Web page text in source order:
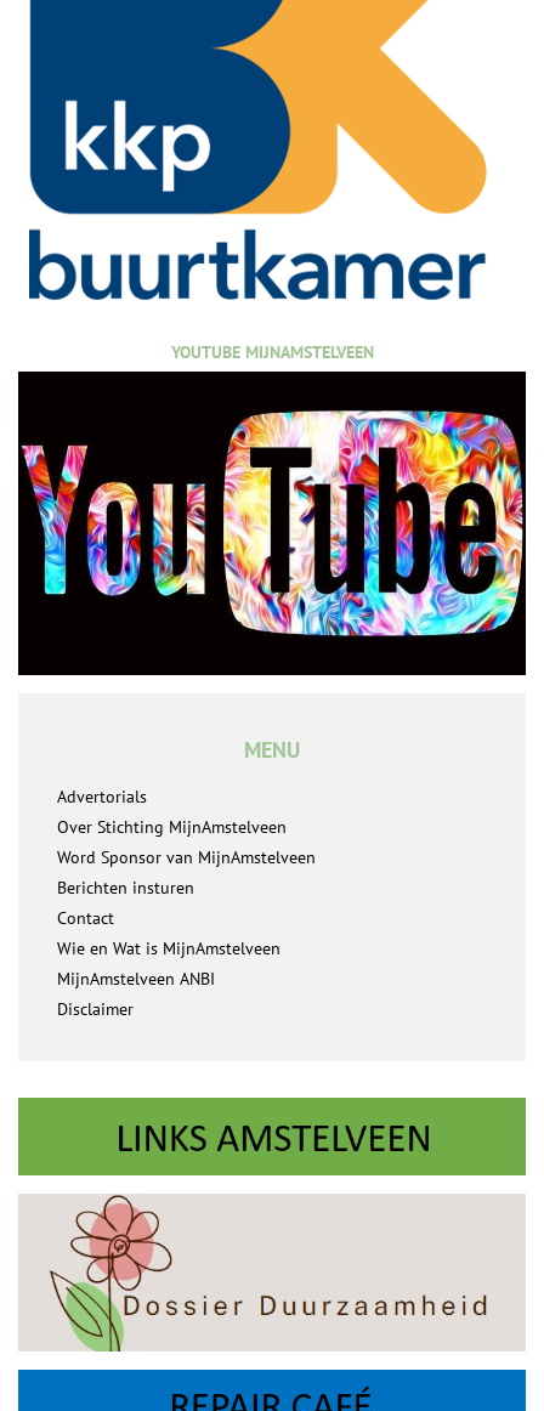
YOUTUBE MIJNAMSTELVEEN
MENU
Advertorials
Over Stichting MijnAmstelveen
Word Sponsor van MijnAmstelveen
Berichten insturen
Contact
Wie en Wat is MijnAmstelveen
MijnAmstelveen ANBI
Disclaimer